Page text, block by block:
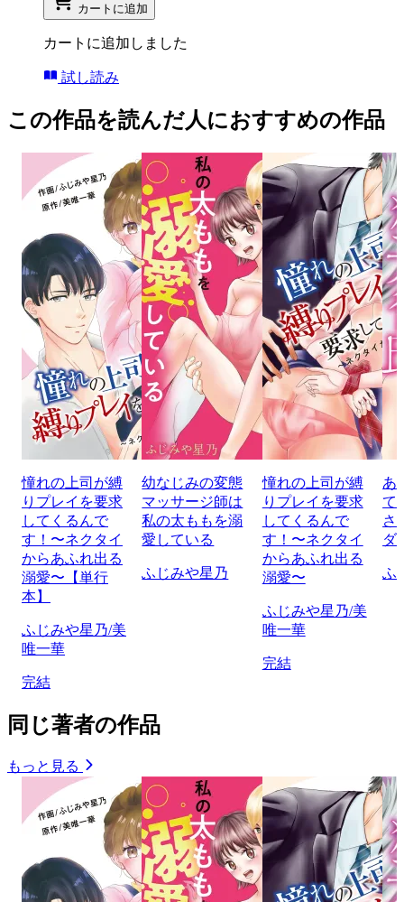
カートに追加
カートに追加しました
試し読み
この作品を読んだ人におすすめの作品
憧れの上司が縛
りプレイを要求
してくるんで
す！〜ネクタイ
からあふれ出る
溺愛〜【単行
本】
ふじみや星乃/美
唯一華
完結
幼なじみの変態
マッサージ師は
私の太ももを溺
愛している
ふじみや星乃
憧れの上司が縛
りプレイを要求
してくるんで
す！〜ネクタイ
からあふれ出る
溺愛〜
ふじみや星乃/美
唯一華
完結
あ
て
さ
ダ
ふ
同じ著者の作品
もっと見る